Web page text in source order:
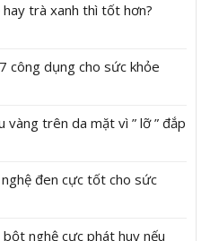
trà xanh thì tốt hơn?
công dụng cho sức khỏe
vàng trên da mặt vì ” lỡ ” đắp
đen cực tốt cho sức
nghệ cực phát huy nếu